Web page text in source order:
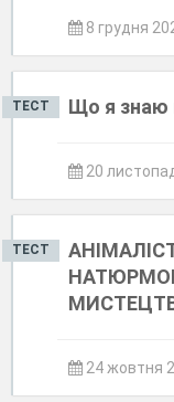
8 грудня
ТЕСТ Що я знаю
20
ТЕСТ
24 жовтня